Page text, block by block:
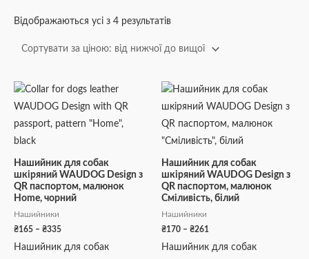
Відображаються усі з 4 результатів
Нашийник для собак
шкіряний WAUDOG Design з
QR паспортом, малюнок
Home, чорний
Нашийники
₴165 – ₴335
Діапазон
від
₴165
Нашийник для собак
Цей
товар
має
варіантів.
Параметри
можна
сторінці
Нашийник для собак
шкіряний WAUDOG Design з
QR паспортом, малюнок
Сміливість, білий
Нашийники
₴170 – ₴261
Діапазон
від
₴261
Нашийник для собак
Цей
товар
має
кілька
варіантів.
Параметри
можна
сторінці